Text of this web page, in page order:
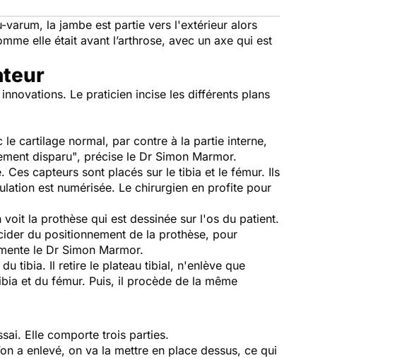
la jambe est partie vers l'extérieur alors
elle était avant l’arthrose, avec un axe qui est
Le praticien incise les différents plans
cartilage normal, par contre à la partie interne,
disparu", précise le Dr Simon Marmor.
capteurs sont placés sur le tibia et le fémur. Ils
est numérisée. Le chirurgien en profite pour
la prothèse qui est dessinée sur l'os du patient.
du positionnement de la prothèse, pour
le Dr Simon Marmor.
tibia. Il retire le plateau tibial, n'enlève que
et du fémur. Puis, il procède de la même
Elle comporte trois parties.
a enlevé, on va la mettre en place dessus, ce qui